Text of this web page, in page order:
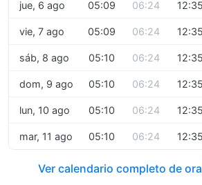
jue, 6 ago 05:09 06:24 12:35
vie, 7 ago 05:09 06:24 12:35
sáb, 8 ago 05:10 06:24 12:35
dom, 9 ago 05:10 06:24 12:35
lun, 10 ago 05:10 06:24 12:35
mar, 11 ago 05:10 06:24 12:35
Ver calendario completo de